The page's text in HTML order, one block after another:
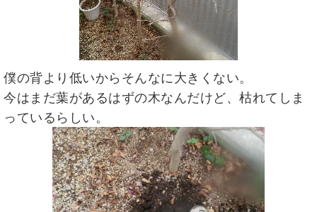
僕の背より低いからそんなに大きくない。
今はまだ葉があるはずの木なんだけど、枯れてしま
っているらしい。